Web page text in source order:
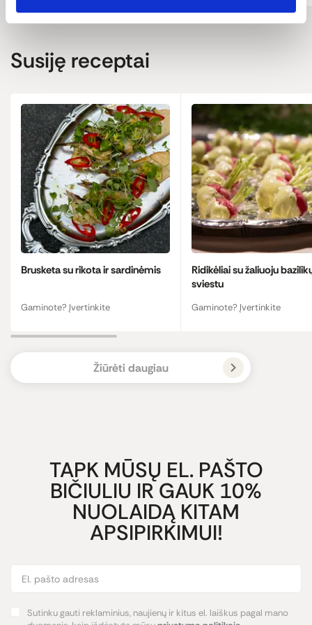
Susiję receptai
Brusketa su rikota ir sardinėmis
Gaminote? Įvertinkite
Ridikėliai su žaliuoju
sviestu
Gaminote? Įvertinkite
Žiūrėti daugiau
TAPK MŪSŲ EL. PAŠTO
BIČIULIU IR GAUK 10%
NUOLAIDĄ KITAM
APSIPIRKIMUI!
Sutinku gauti reklaminius, naujienų ir kitus el. laiškus pagal mano